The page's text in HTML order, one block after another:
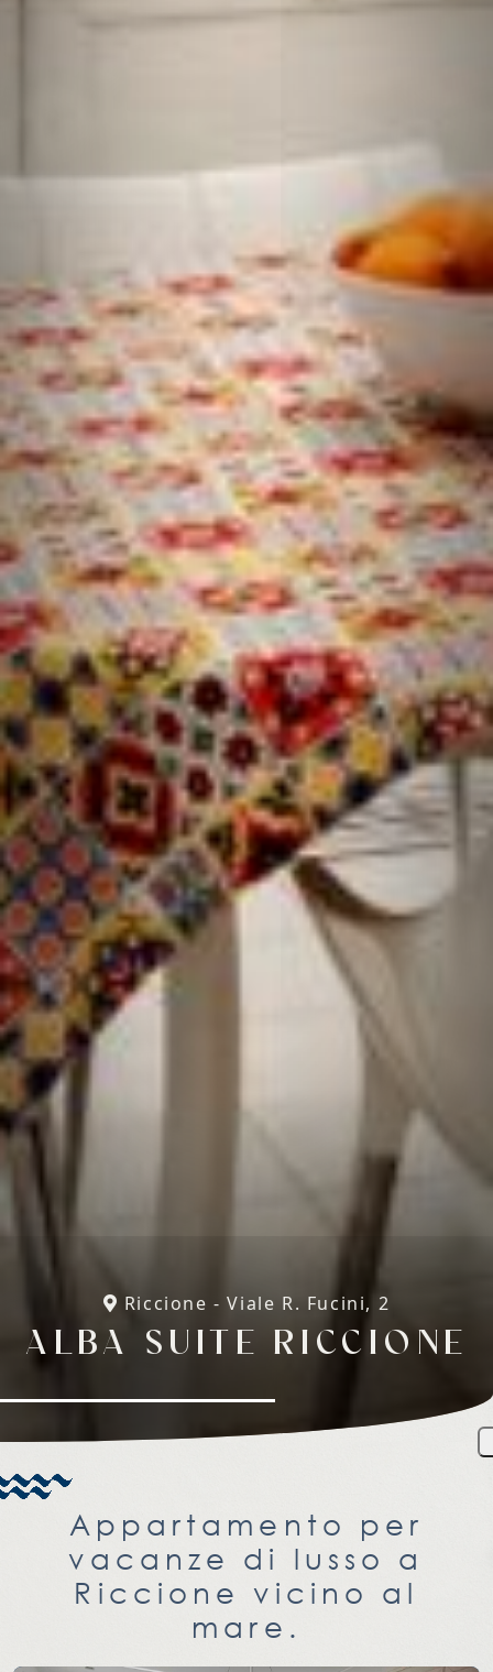
Riccione - Viale R. Fucini, 2
ALBA SUITE RICCIONE
Appartamento per
vacanze di lusso a
Riccione vicino al
mare.